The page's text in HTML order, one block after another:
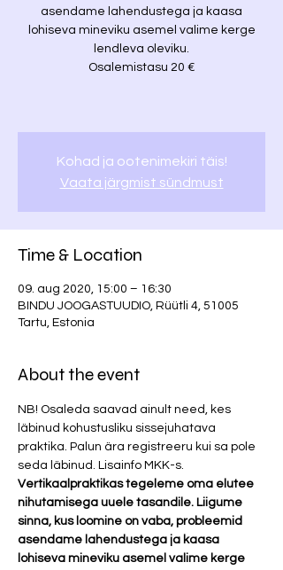
asendame lahendustega ja kaasa
lohiseva mineviku asemel valime kerge
lendleva oleviku.
Osalemistasu 20 €
Kohad ja ootenimekiri täis!
Vaata järgmist sündmust
Time & Location
09. aug 2020, 15:00 – 16:30
BINDU JOOGASTUUDIO, Rüütli 4, 51005
Tartu, Estonia
About the event
NB! Osaleda saavad ainult need, kes
läbinud kohustusliku sissejuhatava
praktika. Palun ära registreeru kui sa pole
seda läbinud. Lisainfo MKK-s.
Vertikaalpraktikas tegeleme oma elutee
nihutamisega uuele tasandile. Liigume
sinna, kus loomine on vaba, probleemid
asendame lahendustega ja kaasa
lohiseva mineviku asemel valime kerge